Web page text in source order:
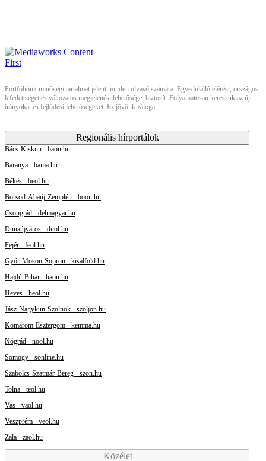
Portfóliónk minőségi tartalmat jelent minden olvasó számára. Egyedülálló elérést, országos
lefedettséget és változatos megjelenési lehetőséget biztosít. Folyamatosan keressük az új
irányokat és fejlődési lehetőségeket. Ez jövőnk záloga.
Regionális hírportálok
Bács-Kiskun - baon.hu
Baranya - bama.hu
Békés - beol.hu
Borsod-Abaúj-Zemplén - boon.hu
Csongrád - delmagyar.hu
Dunaújváros - duol.hu
Fejér - feol.hu
Győr-Moson-Sopron - kisalfold.hu
Hajdú-Bihar - haon.hu
Heves - heol.hu
Jász-Nagykun-Szolnok - szoljon.hu
Komárom-Esztergom - kemma.hu
Nógrád - nool.hu
Somogy - sonline.hu
Szabolcs-Szatmár-Bereg - szon.hu
Tolna - teol.hu
Vas - vaol.hu
Veszprém - veol.hu
Zala - zaol.hu
Közélet